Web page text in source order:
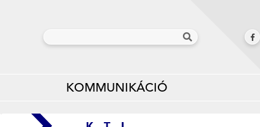
KOMMUNIKÁCIÓ